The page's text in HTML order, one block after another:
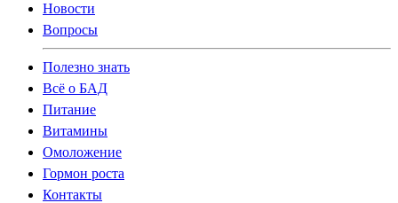
Новости
Вопросы
Полезно знать
Всё о БАД
Питание
Витамины
Омоложение
Гормон роста
Контакты